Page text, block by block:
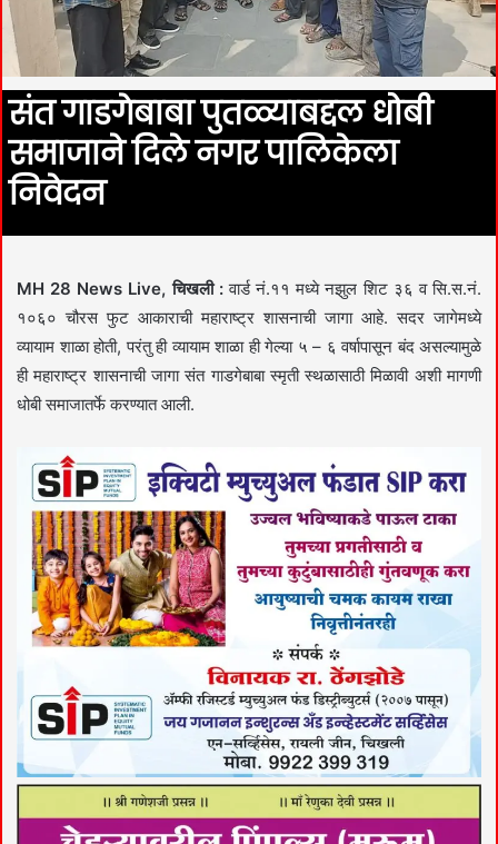
संत गाडगेबाबा पुतळ्याबद्दल धोबी
समाजाने दिले नगर पालिकेला
निवेदन
MH 28 News Live, चिखली :वार्ड नं.११ मध्ये नझुल शिट ३६ व सि.स.नं.
१०६० चौरस फुट आकाराची महाराष्ट्र शासनाची जागा आहे. सदर जागेमध्ये
व्यायाम शाळा होती, परंतु ही व्यायाम शाळा ही गेल्या ५ – ६ वर्षापासून बंद असल्यामुळे
ही महाराष्ट्र शासनाची जागा संत गाडगेबाबा स्मृती स्थळासाठी मिळावी अशी मागणी
धोबी समाजातर्फे करण्यात आली.